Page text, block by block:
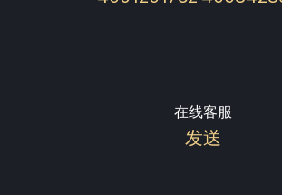
在线客服
发送